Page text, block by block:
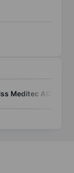
Meditec AG